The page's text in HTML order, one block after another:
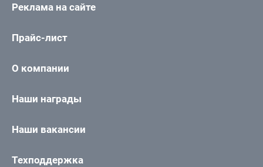
Реклама на сайте
Прайс-лист
О компании
Наши награды
Наши вакансии
Техподдержка